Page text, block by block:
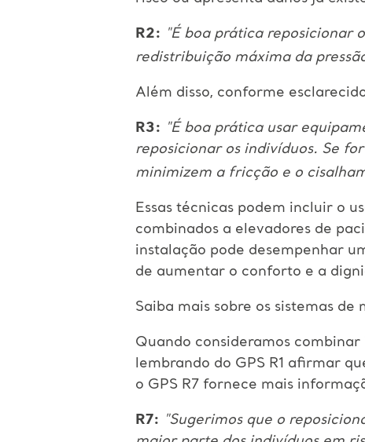
R2:
"É boa prática reposicionar
redistribuição máxima da
Além disso, conforme
R3:
"É boa prática usar
reposicionar os indivíduos. Se
minimizem a fricção e o
Essas técnicas podem incluir o
combinados a elevadores de
instalação pode desempenhar
de aumentar o conforto e a
Saiba mais sobre os sistemas
Quando consideramos
lembrando do GPS R1 afirmar
o GPS R7 fornece mais
R7:
"Sugerimos que o